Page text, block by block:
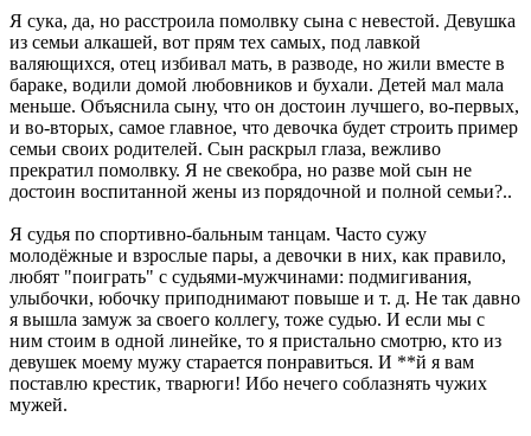
Я сука, да, но расстроила помолвку сына с невестой. Девушка
из семьи алкашей, вот прям тех самых, под лавкой
валяющихся, отец избивал мать, в разводе, но жили вместе в
бараке, водили домой любовников и бухали. Детей мал мала
меньше. Объяснила сыну, что он достоин лучшего, во-первых,
и во-вторых, самое главное, что девочка будет строить пример
семьи своих родителей. Сын раскрыл глаза, вежливо
прекратил помолвку. Я не свекобра, но разве мой сын не
достоин воспитанной жены из порядочной и полной семьи?..
Я судья по спортивно-бальным танцам. Часто сужу
молодёжные и взрослые пары, а девочки в них, как правило,
любят "поиграть" с судьями-мужчинами: подмигивания,
улыбочки, юбочку приподнимают повыше и т. д. Не так давно
я вышла замуж за своего коллегу, тоже судью. И если мы с
ним стоим в одной линейке, то я пристально смотрю, кто из
девушек моему мужу старается понравиться. И **й я вам
поставлю крестик, тварюги! Ибо нечего соблазнять чужих
мужей.